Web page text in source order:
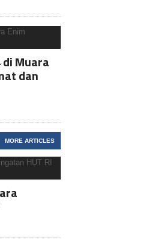
di Muara
dan
MORE ARTICLES